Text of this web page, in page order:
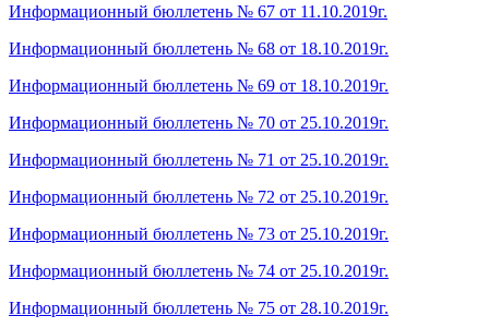
Информационный бюллетень № 67 от 11.10.2019г.
Информационный бюллетень № 68 от 18.10.2019г.
Информационный бюллетень № 69 от 18.10.2019г.
Информационный бюллетень № 70 от 25.10.2019г.
Информационный бюллетень № 71 от 25.10.2019г.
Информационный бюллетень № 72 от 25.10.2019г.
Информационный бюллетень № 73 от 25.10.2019г.
Информационный бюллетень № 74 от 25.10.2019г.
Информационный бюллетень № 75 от 28.10.2019г.